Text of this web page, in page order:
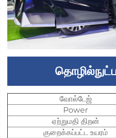
வோல்டேஜ்
Power
ஏற்றுமதி திறன்
குறைக்கப்பட்ட உயரம்